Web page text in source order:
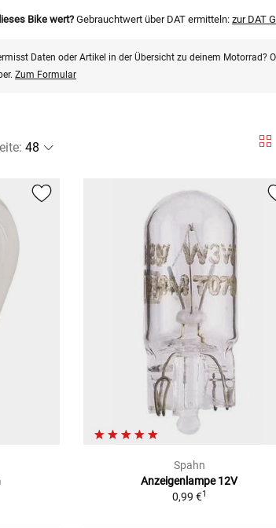
Bike wert? Gebrauchtwert über DAT ermitteln: zur DAT
Daten oder Artikel in der Übersicht zu deinem Motorrad?
Zum Formular
:
Spahn
Anzeigenlampe 12V
0,99 €1